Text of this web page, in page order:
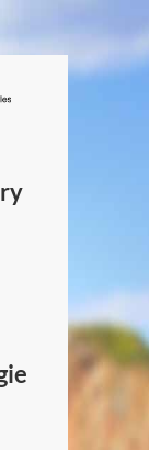
/
Canada